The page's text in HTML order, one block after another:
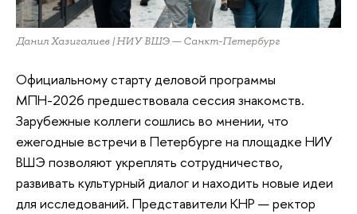
Данил Хазигалиев | НИУ ВШЭ — Санкт-Петербург
Официальному старту деловой программы
МПН-2026 предшествовала сессия знакомств.
Зарубежные коллеги сошлись во мнении, что
ежегодные встречи в Петербурге на площадке НИУ
ВШЭ позволяют укреплять сотрудничество,
развивать культурный диалог и находить новые идеи
для исследований. Представители КНР — ректор